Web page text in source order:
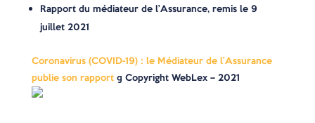
Rapport du médiateur de l’Assurance, remis le 9
juillet 2021
Coronavirus (COVID-19) : le Médiateur de l’Assurance
publie son rapport© Copyright WebLex – 2021